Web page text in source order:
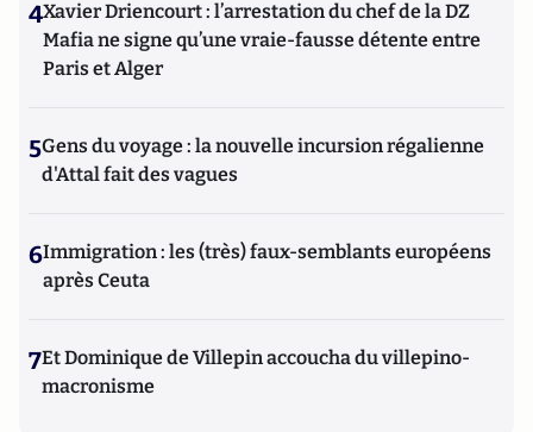
4Xavier Driencourt : l’arrestation du chef de la DZ
Mafia ne signe qu’une vraie-fausse détente entre
Paris et Alger
5Gens du voyage : la nouvelle incursion régalienne
d'Attal fait des vagues
6Immigration : les (très) faux-semblants européens
après Ceuta
7Et Dominique de Villepin accoucha du villepino-
macronisme